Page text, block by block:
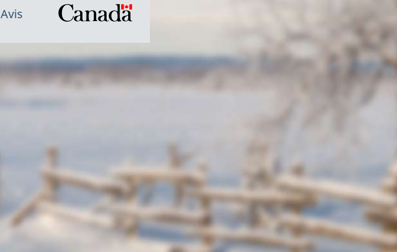
Avis
/
du
gouvernement
du